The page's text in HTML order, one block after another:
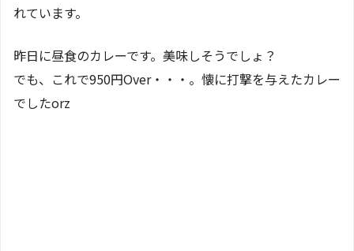
れています。
昨日に昼食のカレーです。美味しそうでしょ？
でも、これで950円Over・・・。懐に打撃を与えたカレー
でしたorz